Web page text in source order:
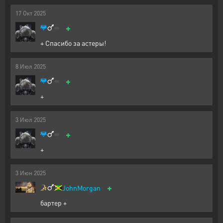
17 Окт 2025
+
+ Спасибо за астеры!
8 Июл 2025
+
+
3 Июл 2025
+
+
3 Июн 2025
JohnMorgan +
бартер +